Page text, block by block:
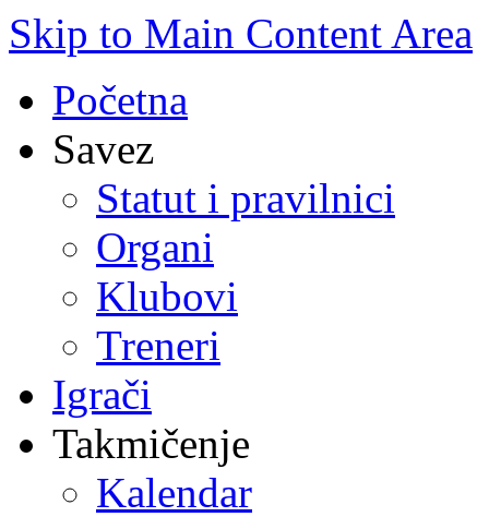
Skip to Main Content Area
Početna
Savez
Statut i pravilnici
Organi
Klubovi
Treneri
Igrači
Takmičenje
Kalendar